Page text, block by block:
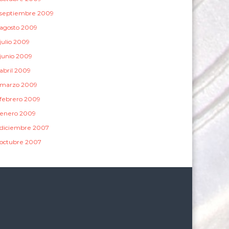
septiembre 2009
agosto 2009
julio 2009
junio 2009
abril 2009
marzo 2009
febrero 2009
enero 2009
diciembre 2007
octubre 2007